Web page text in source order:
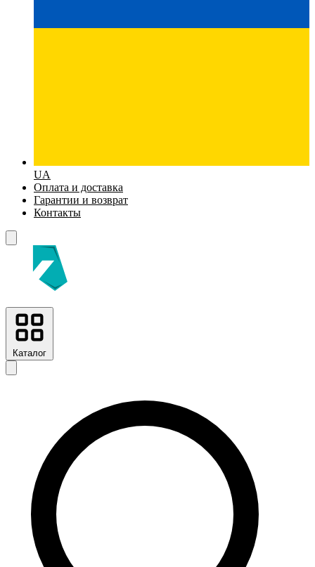
UA
Оплата и доставка
Гарантии и возврат
Контакты
Каталог